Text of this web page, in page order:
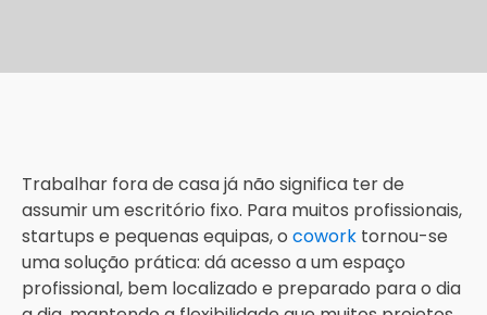
Trabalhar fora de casa já não significa ter de
assumir um escritório fixo. Para muitos profissionais,
startups e pequenas equipas, o cowork tornou-se
uma solução prática: dá acesso a um espaço
profissional, bem localizado e preparado para o dia